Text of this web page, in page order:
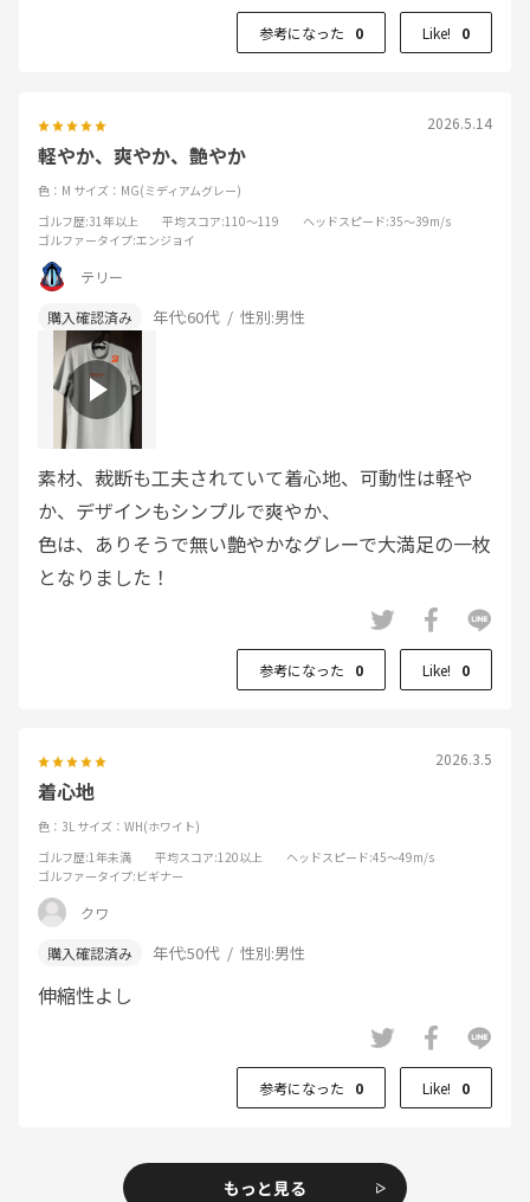
参考になった 0 Like! 0
2026.5.14
軽やか、爽やか、艶やか
色：M サイズ：MG(ミディアムグレー)
ゴルフ歴:31年以上 平均スコア:110～119 ヘッドスピード:35～39m/s
ゴルファータイプ:エンジョイ
テリー
年代:60代 性別:男性
素材、裁断も工夫されていて着心地、可動性は軽や
か、デザインもシンプルで爽やか、
色は、ありそうで無い艶やかなグレーで大満足の一枚
となりました！
参考になった 0 Like! 0
2026.3.5
着心地
色：3L サイズ：WH(ホワイト)
ゴルフ歴:1年未満 平均スコア:120以上 ヘッドスピード:45～49m/s
ゴルファータイプ:ビギナー
クワ
年代:50代 性別:男性
伸縮性よし
参考になった 0 Like! 0
もっと見る